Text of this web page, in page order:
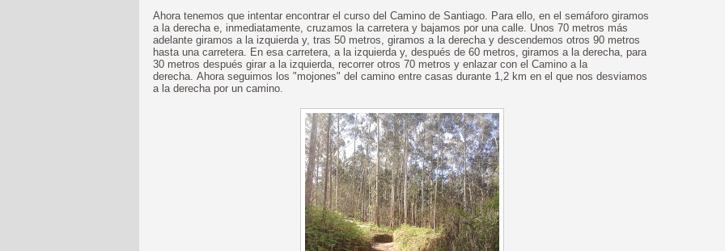
Ahora tenemos que intentar encontrar el curso del Camino de Santiago. Para ello, en el semáforo giramos
a la derecha e, inmediatamente, cruzamos la carretera y bajamos por una calle. Unos 70 metros más
adelante giramos a la izquierda y, tras 50 metros, giramos a la derecha y descendemos otros 90 metros
hasta una carretera. En esa carretera, a la izquierda y, después de 60 metros, giramos a la derecha, para
30 metros después girar a la izquierda, recorrer otros 70 metros y enlazar con el Camino a la
derecha. Ahora seguimos los "mojones" del camino entre casas durante 1,2 km en el que nos desviamos
a la derecha por un camino.